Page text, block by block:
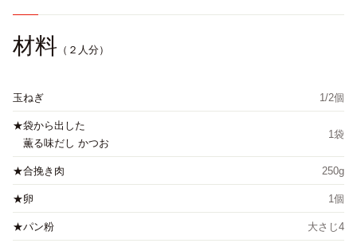
材料 （２人分）
玉ねぎ 1/2個
★袋から出した
薫る味だし かつお
1袋
★合挽き肉 250g
★卵 1個
★パン粉 大さじ4